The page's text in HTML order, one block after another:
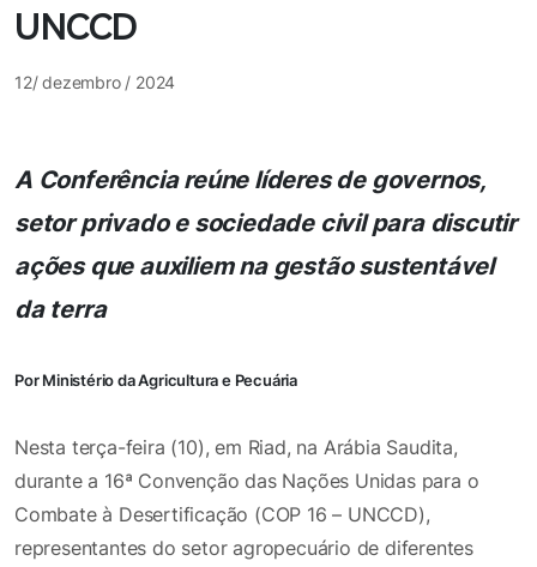
UNCCD
12/ dezembro / 2024
A Conferência reúne líderes de governos,
setor privado e sociedade civil para discutir
ações que auxiliem na gestão sustentável
da terra
Por Ministério da Agricultura e Pecuária
Nesta terça-feira (10), em Riad, na Arábia Saudita,
durante a 16ª Convenção das Nações Unidas para o
Combate à Desertificação (COP 16 – UNCCD),
representantes do setor agropecuário de diferentes